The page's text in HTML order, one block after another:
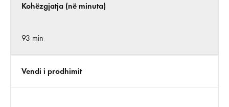
Kohëzgjatja (në minuta)
93 min
Vendi i prodhimit